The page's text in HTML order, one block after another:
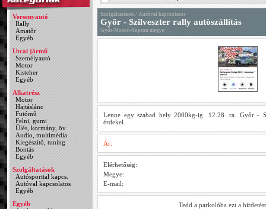
Versenyautó
Rally
Amatőr
Egyéb
Utcai jármű
Személyautó
Motor
Kisteher
Egyéb
Alkatrész
Motor
Hajtáslánc
Futómű
Felni, gumi
Ülés, kormány, öv
Audio, multimédia
Kiegészítő, tuning
Bontás
Egyéb
Szolgáltatások
Autósporttal kapcs.
Autóval kapcsolatos
Egyéb
Egyéb
Szolgáltatások / Autóval kapcsolatos
Győr - Szilveszter rally autòszállítás
Győr-Moson-Sopron megye
Lenne egy szabad hely 2000kg-ig. 12.28. ra. Győr -
érdekel.
Ár:
Elérhetőség:
Megye:
E-mail:
Tedd a parkolóba ezt a